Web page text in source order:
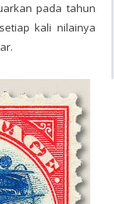
pada tahun
kali nilainya